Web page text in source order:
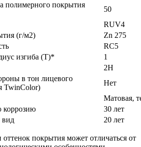
полимерного покрытия
50
RUV4
(г/м2)
Zn 275
RC5
изгиба (Т)*
1
2Н
в тон лицевого
TwinColor)
Нет
Матовая,
коррозию
30 лет
вид
20 лет
оттенок покрытия может отличаться от